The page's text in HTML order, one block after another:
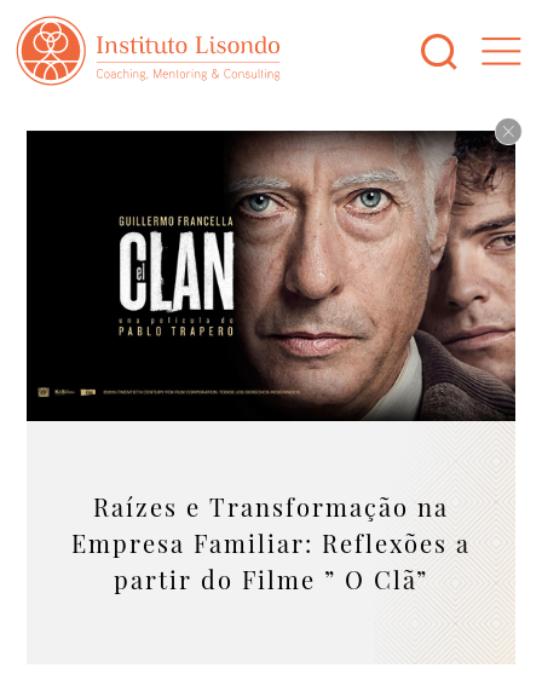
Raízes e Transformação na
Empresa Familiar: Reflexões a
partir do Filme ” O Clã”